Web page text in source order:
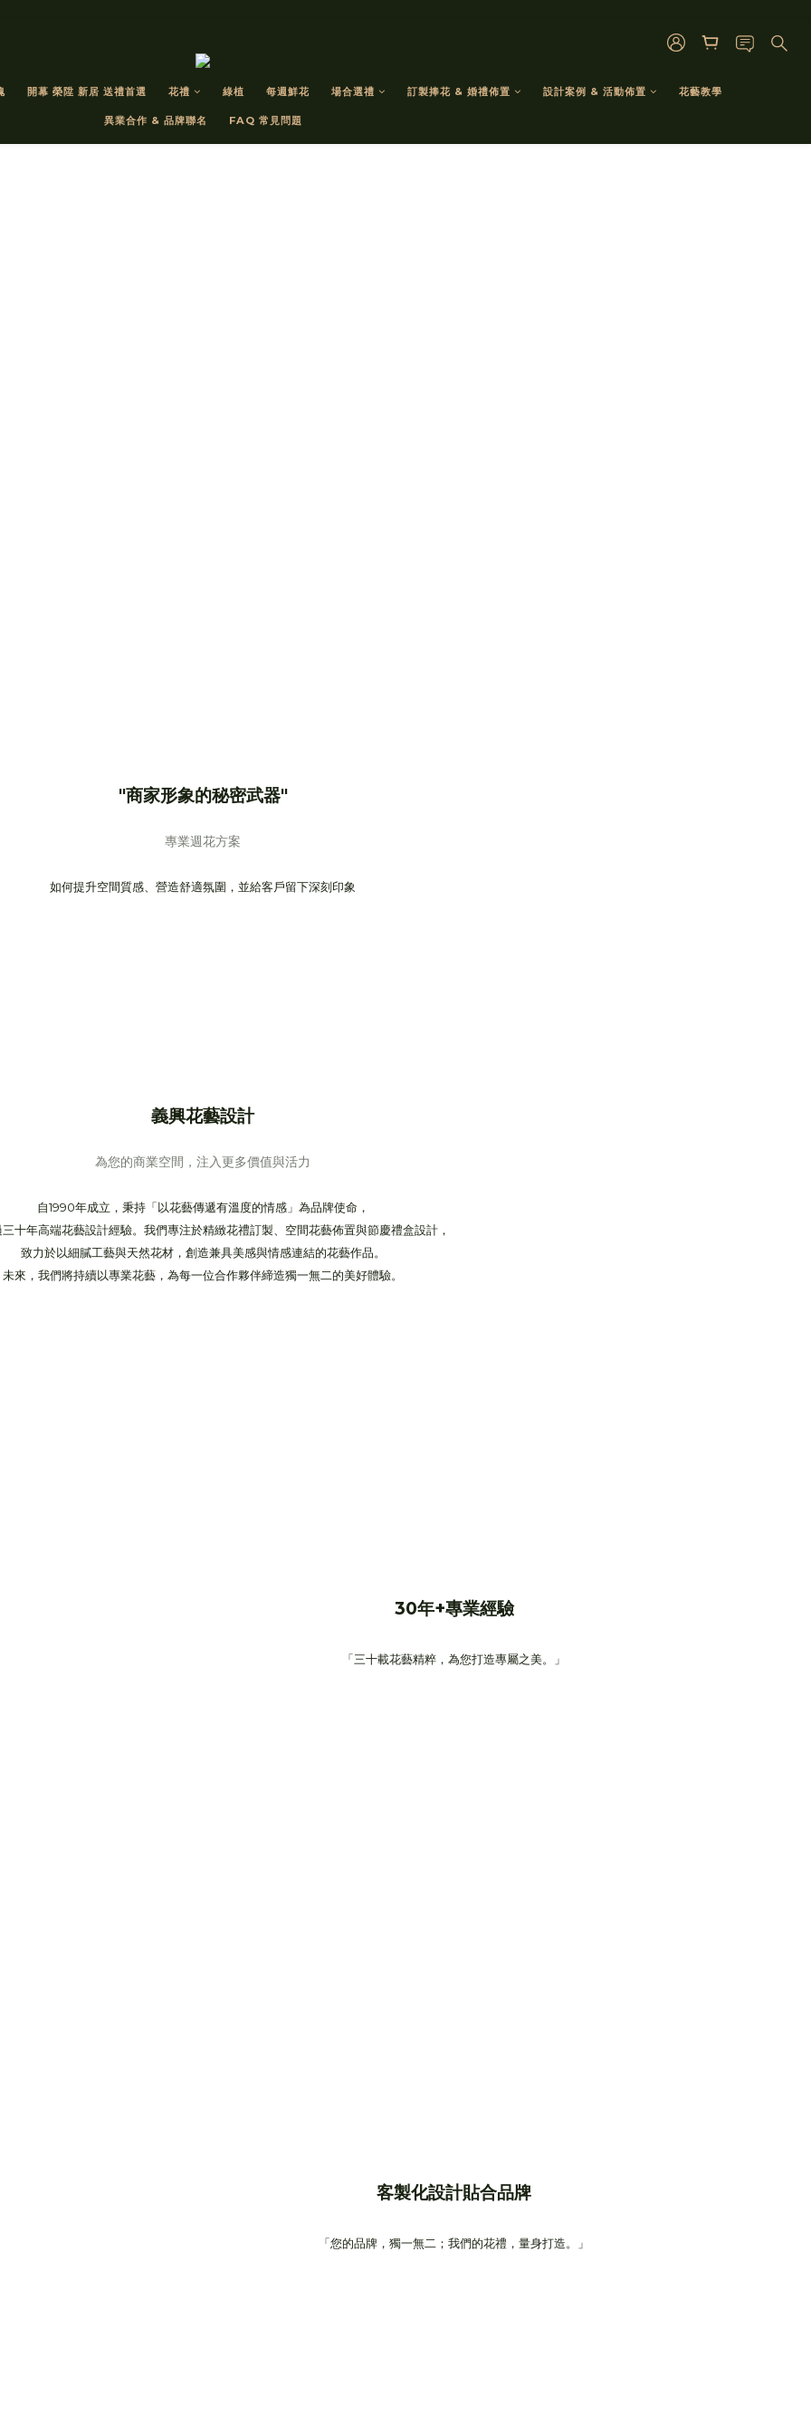
開幕 榮陞 新居 送禮首選 花禮 綠植 每週鮮花 場合選禮 訂製捧花 & 婚禮佈置 設計案例 & 活動佈置 花藝教學
異業合作 & 品牌聯名 FAQ 常見問題
"商家形象的秘密武器"
專業週花方案
如何提升空間質感、營造舒適氛圍，並給客戶留下深刻印象
義興花藝設計
為您的商業空間，注入更多價值與活力
自1990年成立，秉持「以花藝傳遞有溫度的情感」為品牌使命，
十年高端花藝設計經驗。我們專注於精緻花禮訂製、空間花藝佈置與節慶禮盒設計，
致力於以細膩工藝與天然花材，創造兼具美感與情感連結的花藝作品。
未來，我們將持續以專業花藝，為每一位合作夥伴締造獨一無二的美好體驗。
30年+專業經驗
「三十載花藝精粹，為您打造專屬之美。」
客製化設計貼合品牌
「您的品牌，獨一無二；我們的花禮，量身打造。」